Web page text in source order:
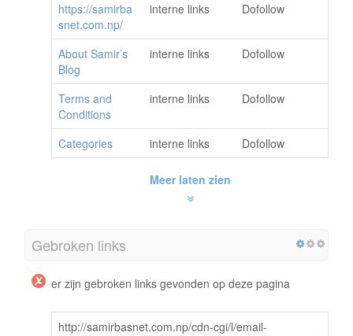
https://samirba
snet.com.np/
interne links Dofollow
About Samir’s
Blog
interne links Dofollow
Terms and
Conditions
interne links Dofollow
Categories interne links Dofollow
Meer laten zien
Gebroken links
er zijn gebroken links gevonden op deze pagina
http://samirbasnet.com.np/cdn-cgi/l/email-